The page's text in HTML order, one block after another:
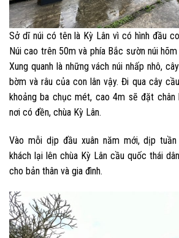
Sở dĩ núi có tên là Kỳ Lân vì có hình đầu
Núi cao trên 50m và phía Bắc sườn núi
Xung quanh là những vách núi nhấp nhô,
bờm và râu của con lân vậy. Đi qua cây
khoảng ba chục mét, cao 4m sẽ đặt chân
nơi có đền, chùa Kỳ Lân.
Vào mỗi dịp đầu xuân năm mới, dịp
khách lại lên chùa Kỳ Lân cầu quốc thái
cho bản thân và gia đình.